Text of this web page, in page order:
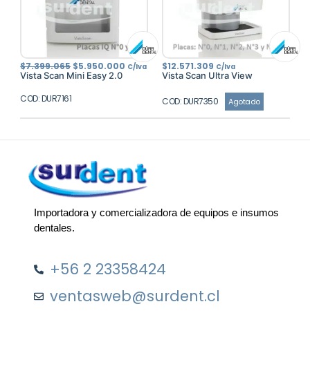
$7.399.065 El
precio
original
$5.950.000 El
precio
$5.950.000.
C/Iva
Vista Scan Mini Easy 2.0
COD: DUR7161
$12.571.309 C/Iva
Vista Scan Ultra View
COD: DUR7350 Agotado
Importadora y comercializadora de equipos e insumos
dentales.
+56 2 23358424
ventasweb@surdent.cl